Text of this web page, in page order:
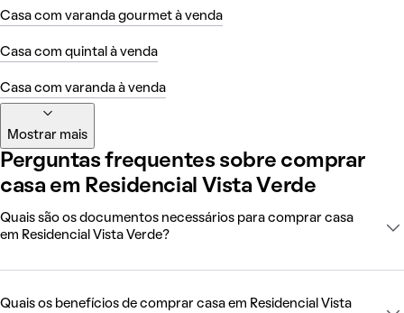
Casa com varanda gourmet à venda
Casa com quintal à venda
Casa com varanda à venda
Mostrar mais
Perguntas frequentes sobre comprar
casa em Residencial Vista Verde
Quais são os documentos necessários para comprar casa
em Residencial Vista Verde?
Quais os benefícios de comprar casa em Residencial Vista